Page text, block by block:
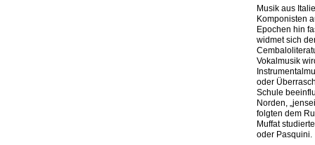
Musik aus
Komponisten
Epochen hin
widmet sich
Vokalmusik
oder
Schule
Norden,
folgten dem
Muffat
oder Pasquini.